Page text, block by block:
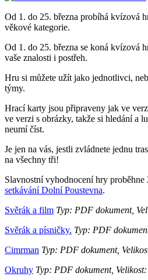
Od 1. do 25. března probíhá kvízová
věkové kategorie.
Od 1. do 25. března se koná kvízová
vaše znalosti i postřeh.
Hru si můžete užít jako jednotlivci,
týmy.
Hrací karty jsou připraveny jak ve
ve verzi s obrázky, takže si hledání a
neumí číst.
Je jen na vás, jestli zvládnete jednu
na všechny tři!
Slavnostní vyhodnocení hry proběhne
setkávání Dolní Poustevna.
Svěrák a film Typ: PDF dokument,
Svěrák a písničky. Typ: PDF
Cimrman Typ: PDF dokument,
Okruhy Typ: PDF dokument,